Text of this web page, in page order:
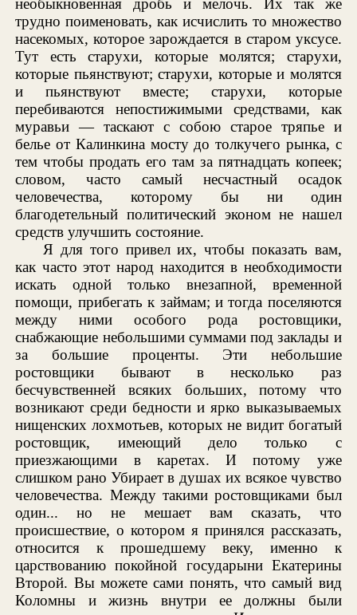
необыкновенная дробь и мелочь. Их так же
трудно поименовать, как исчислить то множество
насекомых, которое зарождается в старом уксусе.
Тут есть старухи, которые молятся; старухи,
которые пьянствуют; старухи, которые и молятся
и пьянствуют вместе; старухи, которые
перебиваются непостижимыми средствами, как
муравьи — таскают с собою старое тряпье и
белье от Калинкина мосту до толкучего рынка, с
тем чтобы продать его там за пятнадцать копеек;
словом, часто самый несчастный осадок
человечества, которому бы ни один
благодетельный политический эконом не нашел
средств улучшить состояние.
Я для того привел их, чтобы показать вам,
как часто этот народ находится в необходимости
искать одной только внезапной, временной
помощи, прибегать к займам; и тогда поселяются
между ними особого рода ростовщики,
снабжающие небольшими суммами под заклады и
за большие проценты. Эти небольшие
ростовщики бывают в несколько раз
бесчувственней всяких больших, потому что
возникают среди бедности и ярко выказываемых
нищенских лохмотьев, которых не видит богатый
ростовщик, имеющий дело только с
приезжающими в каретах. И потому уже
слишком рано Убирает в душах их всякое чувство
человечества. Между такими ростовщиками был
один... но не мешает вам сказать, что
происшествие, о котором я принялся рассказать,
относится к прошедшему веку, именно к
царствованию покойной государыни Екатерины
Второй. Вы можете сами понять, что самый вид
Коломны и жизнь внутри ее должны были